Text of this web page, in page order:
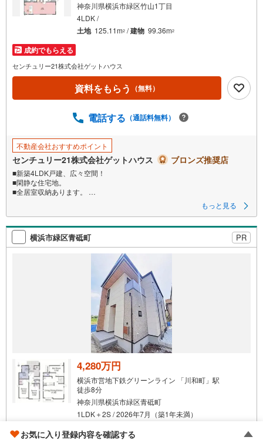
イ
ペ
ー
る
神奈川県横浜市緑区竹山1丁目
4LDK /
土地 125.11m2 /建物 99.36m2
成約でもらえる
センチュリー21株式会社ゲットハウス
資料をもらう （無料）
電話する （通話料無料）
不動産会社おすすめポイント
センチュリー21株式会社ゲットハウス ブロンズ推奨店
■新築4LDK戸建、広々空間！
■閑静な住宅地。
■全居室収納あります。
お子様の外遊びにうれしい公園が近くにございます！
休日のお出かけは車で約7分のららぽーと横浜が便利です！
【営業時間 9:30～20:30】（定休日:火曜日・水曜日）
上記時間内はお電話が繋がりやすく直接営業マンとお話しいただけます。
人気物件には特に問い合わせが集中するため、お早めにお電話ください。
「室内・現地を見学する」ボタンよりご予約いただくとご見学がスムーズ
もっと見る
横浜市緑区青砥町 PR
4,280万円
横浜市営地下鉄グリーンライン 「川和町」駅
徒歩8分
神奈川県横浜市緑区青砥町
1LDK＋2S / 2026年7月（築1年未満）
お気に入り登録内容を確認する